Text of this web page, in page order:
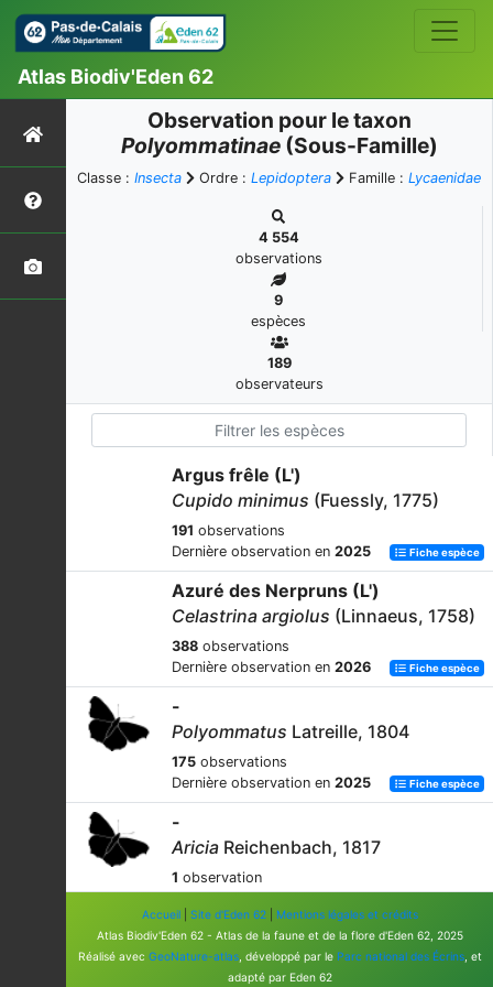
Atlas Biodiv'Eden 62
Observation pour le taxon
Polyommatinae(Sous-Famille)
Classe : Insecta Ordre : Lepidoptera Famille : Lycaenidae
4 554
observations
9
espèces
189
observateurs
Argus frêle (L')
Cupido minimus (Fuessly, 1775)
191 observations
Dernière observation en 2025 Fiche espèce
Azuré des Nerpruns (L')
Celastrina argiolus (Linnaeus, 1758)
388 observations
Dernière observation en 2026 Fiche espèce
-
Polyommatus Latreille, 1804
175 observations
Dernière observation en 2025 Fiche espèce
-
Aricia Reichenbach, 1817
1 observation
Azuré de la Bugrane (L')
Polyommatus icarus(Rottemburg,
Accueil| Site d'Eden 62|
Mentions légales et crédits
Atlas Biodiv'Eden 62 - Atlas de la faune et de la flore d'Eden 62, 2025
Réalisé avec GeoNature-atlas, développé par le Parc national des Écrins, et
adapté par Eden 62